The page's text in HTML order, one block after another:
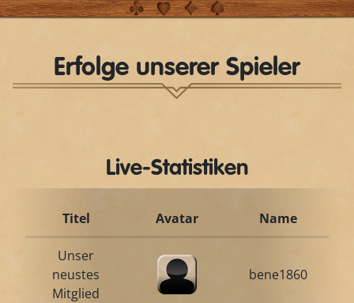
Erfolge unserer Spieler
Live-Statistiken
Titel Avatar Name
Unser
neustes
Mitglied
bene1860